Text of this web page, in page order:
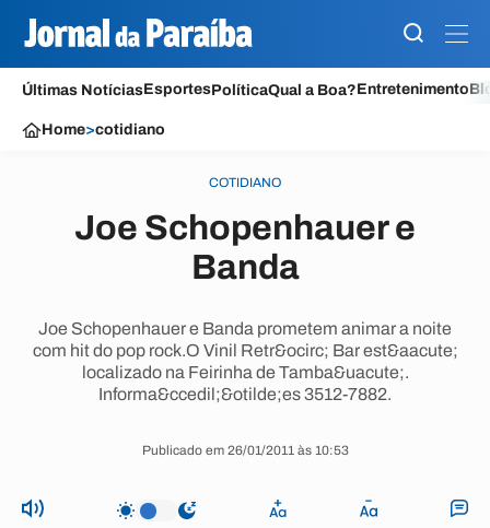
Últimas NotíciasEsportesPolíticaQual a Boa?Entretenimento
Home>cotidiano
COTIDIANO
Joe Schopenhauer e
Banda
Joe Schopenhauer e Banda prometem animar a noite
com hit do pop rock.O Vinil Retr&ocirc; Bar est&aacute;
localizado na Feirinha de Tamba&uacute;.
Informa&ccedil;&otilde;es 3512-7882.
Publicado em 26/01/2011 às 10:53